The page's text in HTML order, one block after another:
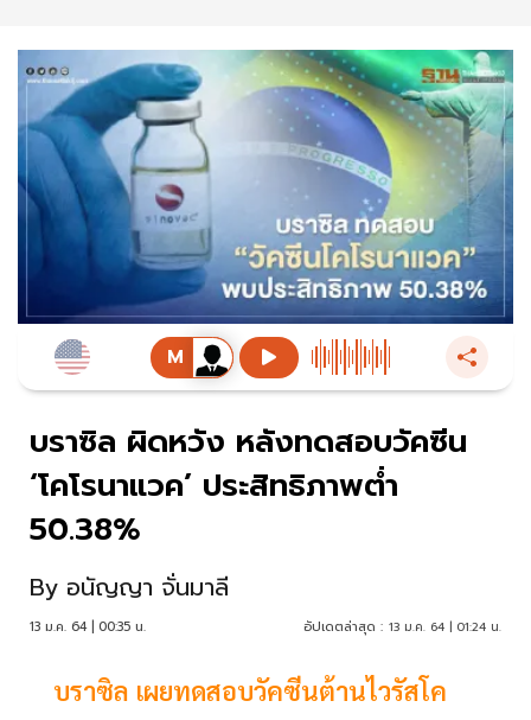
บราซิล ผิดหวัง หลังทดสอบวัคซีน
‘โคโรนาแวค’ ประสิทธิภาพต่ำ
50.38%
By อนัญญา จั่นมาลี
13 ม.ค. 64 | 00:35 น. อัปเดตล่าสุด : 13 ม.ค. 64 | 01:24 น.
บราซิล เผยทดสอบวัคซีนต้านไวรัสโค